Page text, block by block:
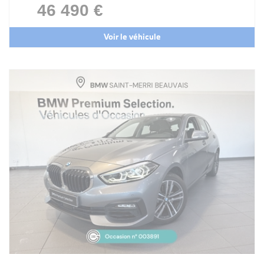
46 490 €
Voir le véhicule